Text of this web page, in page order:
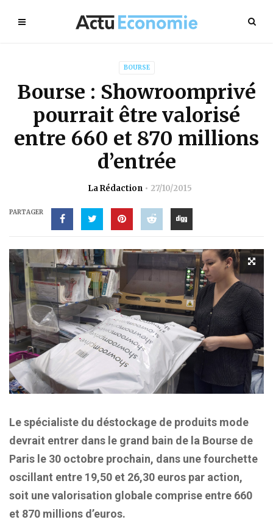
BOURSE
Bourse : Showroomprivé
pourrait être valorisé
entre 660 et 870 millions
d’entrée
La Rédaction 27/10/2015
PARTAGER
Le spécialiste du déstockage de produits mode
devrait entrer dans le grand bain de la Bourse de
Paris le 30 octobre prochain, dans une fourchette
oscillant entre 19,50 et 26,30 euros par action,
soit une valorisation globale comprise entre 660
et 870 millions d’euros.